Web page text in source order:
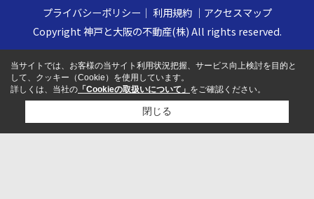
プライバシーポリシー ｜ 利用規約｜ アクセスマップ
Copyright 神戸と大阪の不動産(株) All rights reserved.
当サイトでは、お客様の当サイト利用状況把握、サービス向上検討を目的と
して、クッキー（Cookie）を使用しています。
詳しくは、当社の 「Cookieの取扱いについて」 をご確認ください。
閉じる